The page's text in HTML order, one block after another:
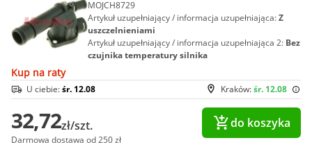
MOJCH8729
Artykuł uzupełniający / informacja uzupełniająca:Z
uszczelnieniami
Artykuł uzupełniający / informacja uzupełniająca 2: Bez
czujnika temperatury silnika
Kup na raty
Kraków:śr. 12.08
U ciebie:śr. 12.08
32,72zł/szt.
Darmowa dostawa od 250 zł
do koszyka